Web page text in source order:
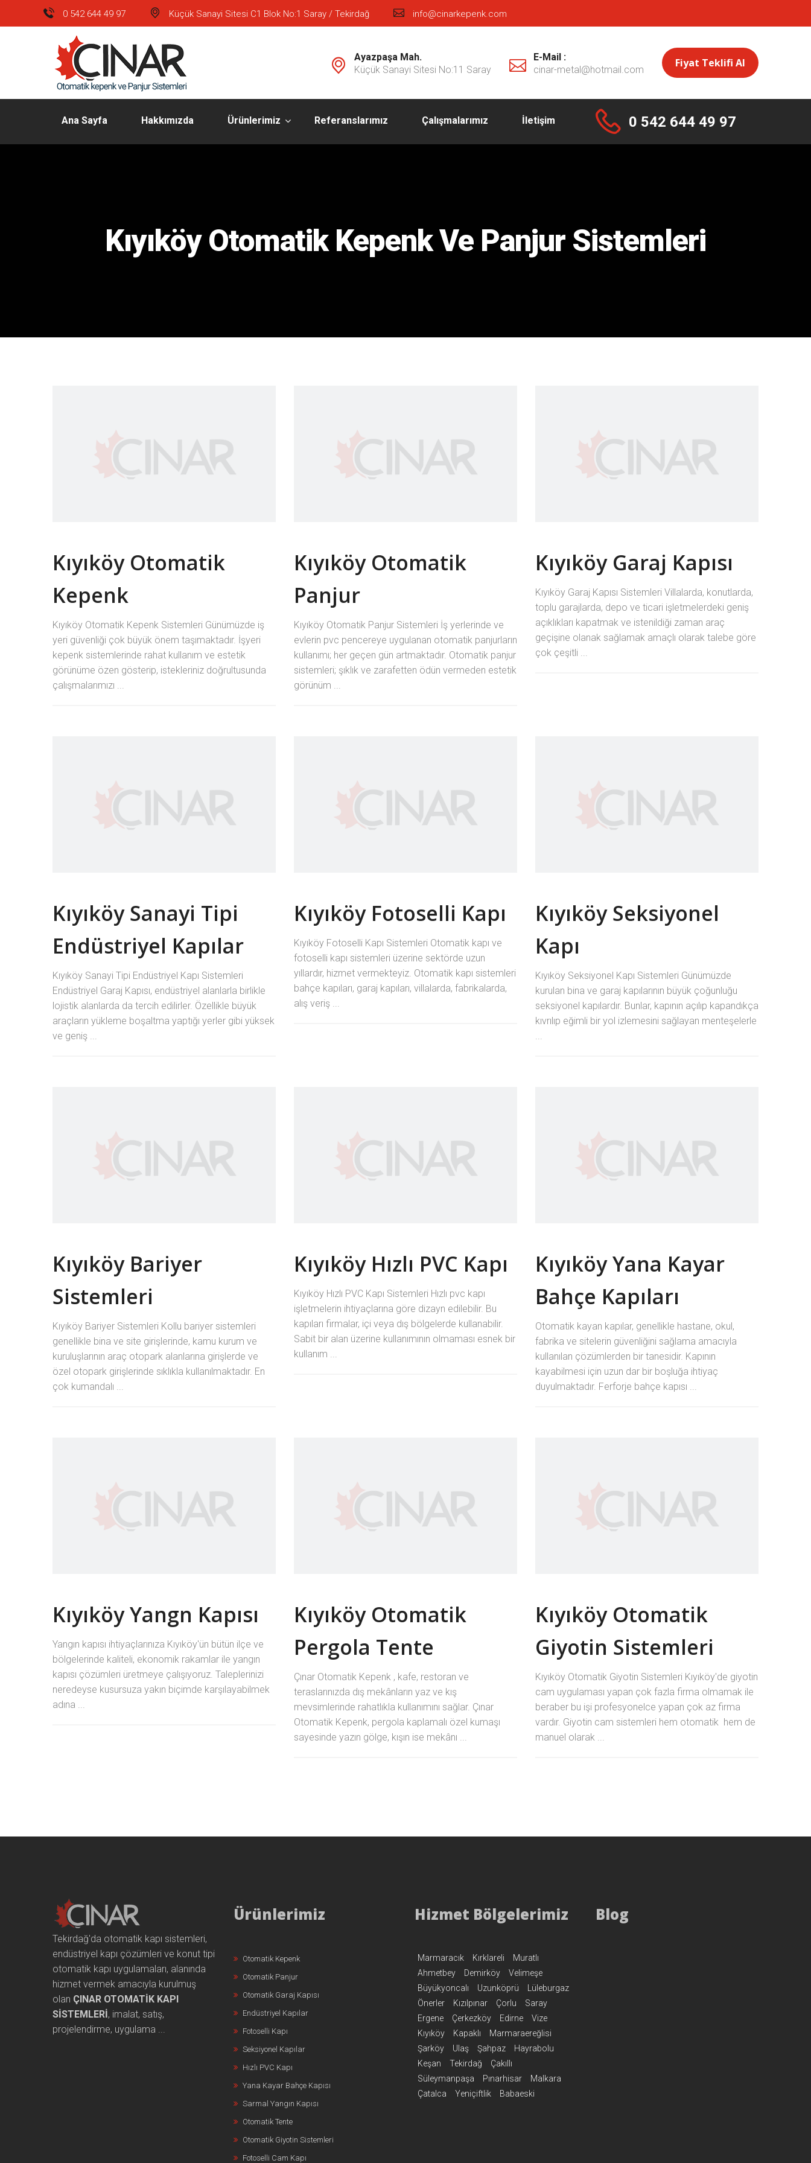
0 542 644 49 97 Küçük Sanayi Sitesi C1 Blok No:1 Saray / Tekirdağ info@cinarkepenk.com
Ayazpaşa Mah.
Küçük Sanayi Sitesi No:11 Saray
E-Mail :
cinar-metal@hotmail.com
Fiyat Teklifi Al
Ana Sayfa Hakkımızda Ürünlerimiz Referanslarımız Çalışmalarımız İletişim 0 542 644 49 97
Kıyıköy Otomatik Kepenk Ve Panjur Sistemleri
Kıyıköy Otomatik
Kepenk
Kıyıköy Otomatik Kepenk Sistemleri Günümüzde iş
yeri güvenliği çok büyük önem taşımaktadır. İşyeri
kepenk sistemlerinde rahat kullanım ve estetik
görünüme özen gösterip, istekleriniz doğrultusunda
çalışmalarımızı ...
Kıyıköy Otomatik
Panjur
Kıyıköy Otomatik Panjur Sistemleri İş yerlerinde ve
evlerin pvc pencereye uygulanan otomatik panjurların
kullanımı; her geçen gün artmaktadır. Otomatik panjur
sistemleri; şıklık ve zarafetten ödün vermeden estetik
görünüm ...
Kıyıköy Garaj Kapısı
Kıyıköy Garaj Kapısı Sistemleri Villalarda, konutlarda,
toplu garajlarda, depo ve ticari işletmelerdeki geniş
açıklıkları kapatmak ve istenildiği zaman araç
geçişine olanak sağlamak amaçlı olarak talebe göre
çok çeşitli ...
Kıyıköy Sanayi Tipi
Endüstriyel Kapılar
Kıyıköy Sanayi Tipi Endüstriyel Kapı Sistemleri
Endüstriyel Garaj Kapısı, endüstriyel alanlarla birlikle
lojistik alanlarda da tercih edilirler. Özellikle büyük
araçların yükleme boşaltma yaptığı yerler gibi yüksek
ve geniş ...
Kıyıköy Fotoselli Kapı
Kıyıköy Fotoselli Kapı Sistemleri Otomatik kapı ve
fotoselli kapı sistemleri üzerine sektörde uzun
yıllardır, hizmet vermekteyiz. Otomatik kapı sistemleri
bahçe kapıları, garaj kapıları, villalarda, fabrikalarda,
alış veriş ...
Kıyıköy Seksiyonel
Kapı
Kıyıköy Seksiyonel Kapı Sistemleri Günümüzde
kurulan bina ve garaj kapılarının büyük çoğunluğu
seksiyonel kapılardır. Bunlar, kapının açılıp kapandıkça
kıvrılıp eğimli bir yol izlemesini sağlayan menteşelerle
...
Kıyıköy Bariyer
Sistemleri
Kıyıköy Bariyer Sistemleri Kollu bariyer sistemleri
genellikle bina ve site girişlerinde, kamu kurum ve
kuruluşlarının araç otopark alanlarına girişlerde ve
özel otopark girişlerinde sıklıkla kullanılmaktadır. En
çok kumandalı ...
Kıyıköy Hızlı PVC Kapı
Kıyıköy Hızlı PVC Kapı Sistemleri Hızlı pvc kapı
işletmelerin ihtiyaçlarına göre dizayn edilebilir. Bu
kapıları firmalar, içi veya dış bölgelerde kullanabilir.
Sabit bir alan üzerine kullanımının olmaması esnek bir
kullanım ...
Kıyıköy Yana Kayar
Bahçe Kapıları
Otomatik kayan kapılar, genellikle hastane, okul,
fabrika ve sitelerin güvenliğini sağlama amacıyla
kullanılan çözümlerden bir tanesidir. Kapının
kayabilmesi için uzun dar bir boşluğa ihtiyaç
duyulmaktadır. Ferforje bahçe kapısı ...
Kıyıköy Yangn Kapısı
Yangın kapısı ihtiyaçlarınıza Kıyıköy'ün bütün ilçe ve
bölgelerinde kaliteli, ekonomik rakamlar ile yangın
kapısı çözümleri üretmeye çalışıyoruz. Taleplerinizi
neredeyse kusursuza yakın biçimde karşılayabilmek
adına ...
Kıyıköy Otomatik
Pergola Tente
Çınar Otomatik Kepenk , kafe, restoran ve
teraslarınızda dış mekânların yaz ve kış
mevsimlerinde rahatlıkla kullanımını sağlar. Çınar
Otomatik Kepenk, pergola kaplamalı özel kumaşı
sayesinde yazın gölge, kışın ise mekânı ...
Kıyıköy Otomatik
Giyotin Sistemleri
Kıyıköy Otomatik Giyotin Sistemleri Kıyıköy'de giyotin
cam uygulaması yapan çok fazla firma olmamak ile
beraber bu işi profesyonelce yapan çok az firma
vardır. Giyotin cam sistemleri hem otomatik hem de
manuel olarak ...
Tekirdağ'da otomatik kapı sistemleri,
endüstriyel kapı çözümleri ve konut tipi
otomatik kapı uygulamaları, alanında
hizmet vermek amacıyla kurulmuş
olan ÇINAR OTOMATİK KAPI
SİSTEMLERİ, imalat, satış,
projelendirme, uygulama ...
Ürünlerimiz
Otomatik Kepenk
Otomatik Panjur
Otomatik Garaj Kapısı
Endüstriyel Kapılar
Fotoselli Kapı
Seksiyonel Kapılar
Hızlı PVC Kapı
Yana Kayar Bahçe Kapısı
Sarmal Yangın Kapısı
Otomatik Tente
Otomatik Giyotin Sistemleri
Fotoselli Cam Kapı
Hizmet Bölgelerimiz
Marmaracık Kırklareli
Muratlı
Ahmetbey
Demirköy
Velimeşe
Büyükyoncalı
Uzunköprü
Lüleburgaz
Önerler
Kızılpınar Çorlu
Saray
Ergene
Çerkezköy Edirne
Vize
Kıyıköy
Kapaklı
Marmaraereğlisi
Şarköy
Ulaş Şahpaz
Hayrabolu
Keşan
Tekirdağ
Çakıllı
Süleymanpaşa
Pınarhisar
Malkara
Çatalca
Yeniçiftlik Babaeski
Blog